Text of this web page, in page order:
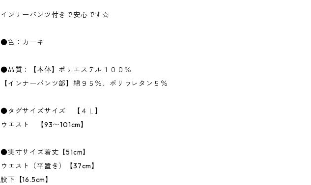
インナーパンツ付きで安心です☆
●色：カーキ
●品質：【本体】ポリエステル１００％
【インナーパンツ部】綿９５％、ポリウレタン５％
●タグサイズサイズ 【４Ｌ】
ウエスト 【93〜101cm】
●実寸サイズ着丈【51cm】
ウエスト（平置き）【37cm】
股下【16.5cm】